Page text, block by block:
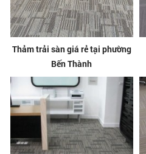
Thảm trải sàn giá rẻ tại phường
Bến Thành